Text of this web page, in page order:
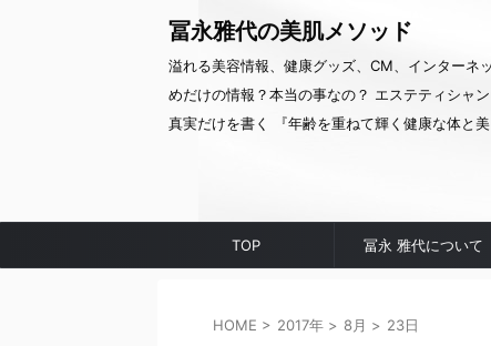
冨永雅代の美肌メソッド
溢れる美容情報、健康グッズ、CM、インターネ
めだけの情報？本当の事なの？ エステティシャ
真実だけを書く 『年齢を重ねて輝く健康な体と美
TOP 冨永 雅代について
HOME > 2017年 > 8月 > 23日